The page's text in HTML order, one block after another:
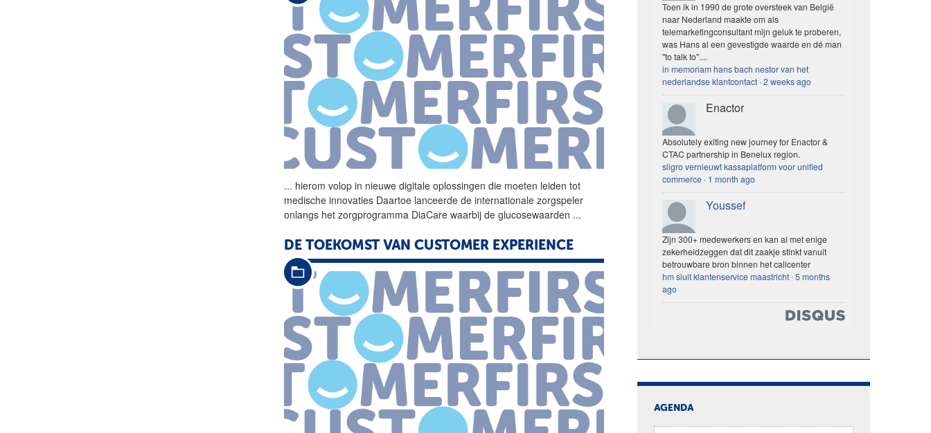
... hierom volop in nieuwedigitale oplossingen die moeten leiden tot
medische innovaties Daartoe lanceerde de internationale zorgspeler
onlangs het zorgprogramma DiaCare waarbij de glucosewaarden ...
DE TOEKOMST VAN CUSTOMER EXPERIENCE
Toen ik in 1990 de grote oversteek van België
naar Nederland maakte om als
telemarketingconsultant mijn geluk te proberen,
was Hans al een gevestigde waarde en dé man
"to talk to"....
in memoriam hans bach nestor van het
nederlandse klantcontact ·2 weeks ago
Enactor
Absolutely exiting new journey for Enactor &
CTAC partnership in Benelux region.
sligro vernieuwt kassaplatform voor unified
commerce · 1 month ago
Youssef
Zijn 300+ medewerkers en kan al met enige
zekerheidzeggen dat dit zaakje stinkt vanuit
betrouwbare bron binnen het callcenter
hm sluit klantenservice maastricht ·5 months
ago
AGENDA